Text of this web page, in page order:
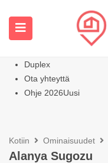
Kaikki ominaisuudet
Kuuma
Duplex
Ota yhteyttä
Ohje 2026Uusi
Kotiin Ominaisuudet
Alanya Sugozu